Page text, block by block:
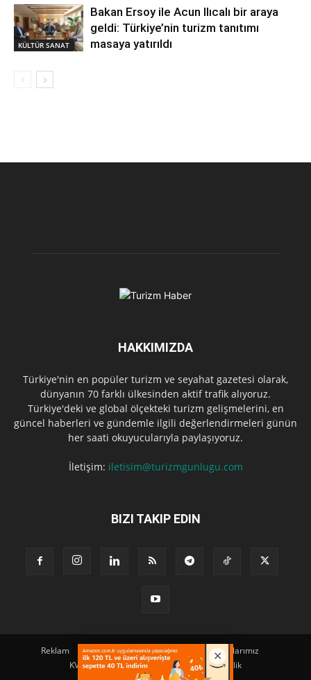
KÜLTÜR SANAT
Bakan Ersoy ile Acun Ilıcalı bir araya
geldi: Türkiye’nin turizm tanıtımı
masaya yatırıldı
HAKKIMIZDA
Türkiye'nin en popüler turizm ve seyahat gazetesi olarak,
dünyanın 70 farklı ülkesinden aktif trafik alıyoruz.
Türkiye'deki ve global ölçekteki turizm gelişmelerini, en
güncel haberleri ve gündemle ilgili değerlendirmeleri günün
her saati okuyucularıyla paylaşıyoruz.
İletişim: iletisim@turizmgunlugu.com
BIZI TAKIP EDIN
Reklam Künye Hakkımızda Iletişim
Yazarlarımız
KVKK Aydınlatma Metni
Kullanım ve Gizlilik